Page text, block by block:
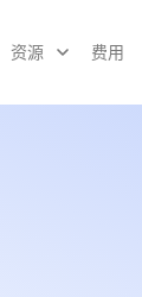
资源 费用